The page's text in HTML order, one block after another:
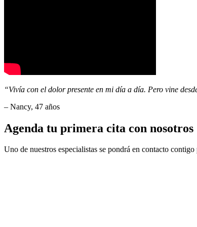
“Vivía con el dolor presente en mi día a día. Pero vine
– Nancy, 47 años
Agenda tu primera cita con nosotros
Uno de nuestros especialistas se pondrá en contacto